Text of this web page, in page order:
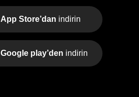
App Store’dan indirin
Google play’den indirin